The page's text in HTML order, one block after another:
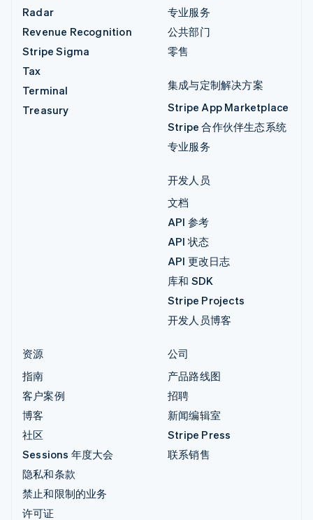
Radar
Revenue Recognition
Stripe Sigma
Tax
Terminal
Treasury
专业服务
公共部门
零售
集成与定制解决方案
Stripe App Marketplace
Stripe 合作伙伴生态系统
专业服务
开发人员
文档
API 参考
API 状态
API 更改日志
库和 SDK
Stripe Projects
开发人员博客
资源
指南
客户案例
博客
社区
Sessions 年度大会
隐私和条款
禁止和限制的业务
许可证
公司
产品路线图
招聘
新闻编辑室
Stripe Press
联系销售